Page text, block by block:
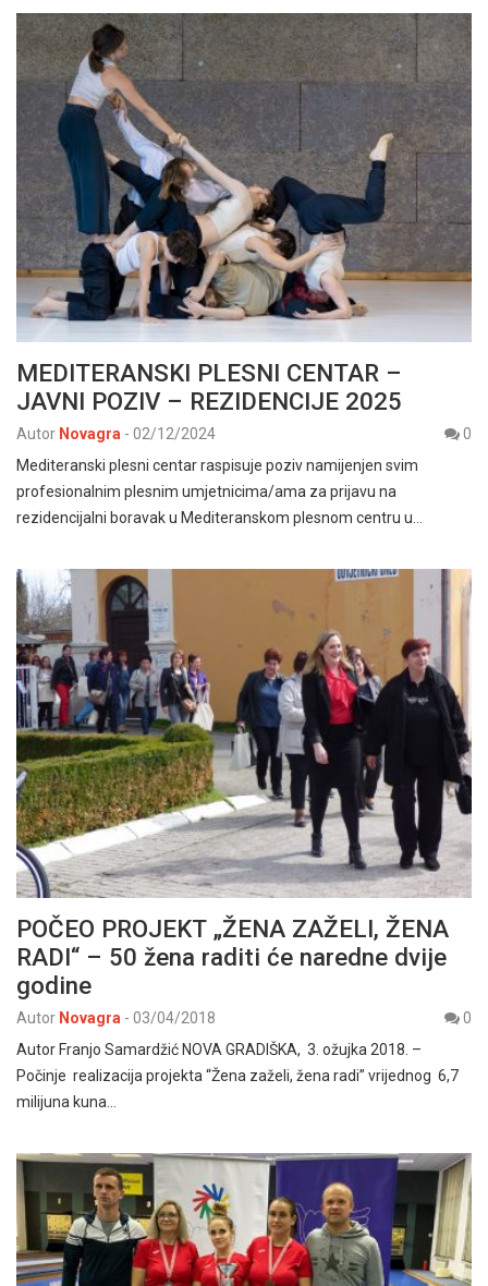
MEDITERANSKI PLESNI CENTAR –
JAVNI POZIV – REZIDENCIJE 2025
Autor Novagra - 02/12/2024
0
Mediteranski plesni centar raspisuje poziv namijenjen svim
profesionalnim plesnim umjetnicima/ama za prijavu na
rezidencijalni boravak u Mediteranskom plesnom centru u…
POČEO PROJEKT „ŽENA ZAŽELI, ŽENA
RADI“ – 50 žena raditi će naredne dvije
godine
Autor Novagra - 03/04/2018
0
Autor Franjo Samardžić NOVA GRADIŠKA, 3. ožujka 2018. –
Počinje realizacija projekta “Žena zaželi, žena radi” vrijednog 6,7
milijuna kuna…